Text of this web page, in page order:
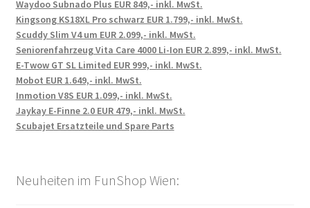
Waydoo Subnado Plus EUR 849,- inkl. MwSt.
Kingsong KS18XL Pro schwarz EUR 1.799,- inkl. MwSt.
Scuddy Slim V4 um EUR 2.099,- inkl. MwSt.
Seniorenfahrzeug Vita Care 4000 Li-Ion EUR 2.899,- inkl. MwSt.
E-Twow GT SL Limited EUR 999,- inkl. MwSt.
Mobot EUR 1.649,- inkl. MwSt.
Inmotion V8S EUR 1.099,- inkl. MwSt.
Jaykay E-Finne 2.0 EUR 479,- inkl. MwSt.
Scubajet Ersatzteile und Spare Parts
Neuheiten im FunShop Wien: